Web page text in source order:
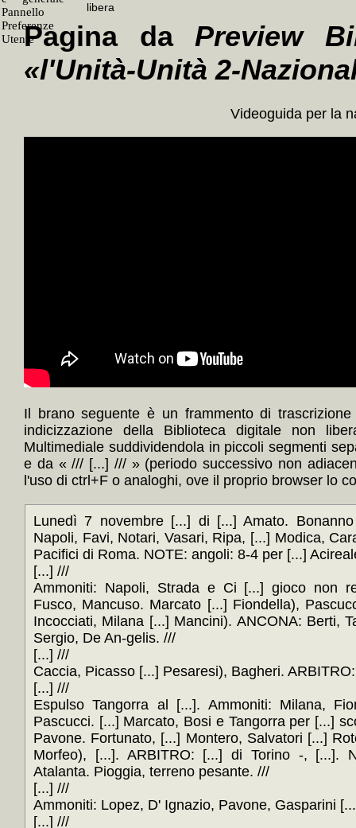
Pagina da Preview
«l'Unità-Unità 2-
Videoguida per la
Il brano seguente è un frammento di
indicizzazione della Biblioteca digitale non
Multimediale suddividendola in piccoli segmenti
e da « /// [...] /// » (periodo successivo non
l'uso di ctrl+F o analoghi, ove il proprio browser lo
Lunedì 7 novembre [...] di [...] Amato.
Napoli, Favi, Notari, Vasari, Ripa, [...] Modica,
Pacifici di Roma. NOTE: angoli: 8-4 per [...]
[...] ///
Ammoniti: Napoli, Strada e Ci [...] gioco non
Fusco, Mancuso. Marcato [...] Fiondella),
Incocciati, Milana [...] Mancini). ANCONA: Berti,
Sergio, De An-gelis. ///
[...] ///
Caccia, Picasso [...] Pesaresi), Bagheri.
[...] ///
Espulso Tangorra al [...]. Ammoniti: Milana,
Pascucci. [...] Marcato, Bosi e Tangorra per [...]
Pavone. Fortunato, [...] Montero, Salvatori [...]
Morfeo), [...]. ARBITRO: [...] di Torino -, [...].
Atalanta. Pioggia, terreno pesante. ///
[...] ///
Ammoniti: Lopez, D' Ignazio, Pavone, Gasparini
[...] ///